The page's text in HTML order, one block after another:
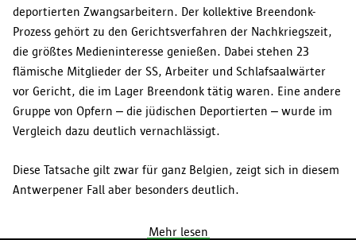
deportierten Zwangsarbeitern. Der kollektive Breendonk-
Prozess gehört zu den Gerichtsverfahren der Nachkriegszeit,
die größtes Medieninteresse genießen. Dabei stehen 23
flämische Mitglieder der SS, Arbeiter und Schlafsaalwärter
vor Gericht, die im Lager Breendonk tätig waren. Eine andere
Gruppe von Opfern – die jüdischen Deportierten – wurde im
Vergleich dazu deutlich vernachlässigt.
Diese Tatsache gilt zwar für ganz Belgien, zeigt sich in diesem
Antwerpener Fall aber besonders deutlich.
Mehr lesen